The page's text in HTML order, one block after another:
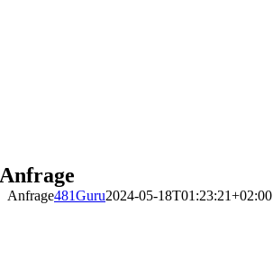
Anfrage
Anfrage481Guru2024-05-18T01:23:21+02:00